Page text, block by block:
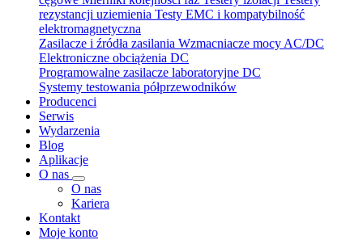
rezystancji uziemienia Testy EMC i kompatybilność
elektromagnetyczna
Zasilacze i źródła zasilania Wzmacniacze mocy AC/DC
Elektroniczne obciążenia DC
Programowalne zasilacze laboratoryjne DC
Systemy testowania półprzewodników
Producenci
Serwis
Wydarzenia
Blog
Aplikacje
O nas
O nas
Kariera
Kontakt
Moje konto